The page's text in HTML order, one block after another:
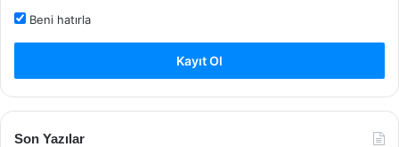
Beni hatırla
Kayıt Ol
Son Yazılar